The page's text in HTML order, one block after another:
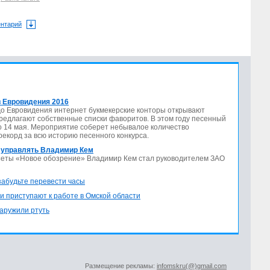
2016
Евровидения интернет букмекерские конторы открывают
собственные списки фаворитов. В этом году песенный
14 мая. Мероприятие соберет небывалое количество
за всю историю песенного конкурса.
Владимир Кем
«Новое обозрение» Владимир Кем стал руководителем ЗАО
перевести часы
приступают к работе в Омской области
ртуть
Размещение рекламы: infomskru(@)gmail.com